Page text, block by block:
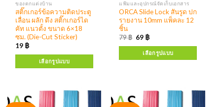
แฟ้มและอุปกรณ์จัดเก็บเอกสาร
ORCA Slide Lock สันรูด ปก
รายงาน 10mm แพ็คละ 12
ชิ้น
79฿ 69 ฿
เลือกรูปแบบ
ของตกแต่งบ้าน
สติ๊กเกอร์ข้อความติดประตู
เลื่อน ผลัก ดึง สติ๊กเกอร์ได
คัท แนวตั้ง ขนาด 6×18
ซม. (Die-Cut Sticker)
19 ฿
เลือกรูปแบบ